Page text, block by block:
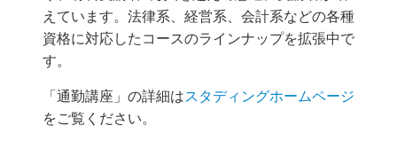
えています。法律系、経営系、会計系などの各種
資格に対応したコースのラインナップを拡張中で
す。
「通勤講座」の詳細はスタディングホームページ
をご覧ください。